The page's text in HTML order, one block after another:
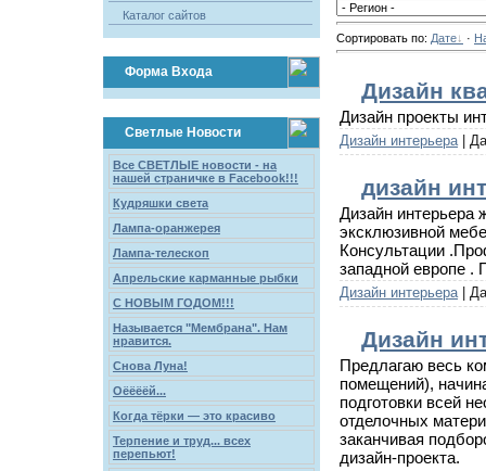
Каталог сайтов
Форма Входа
Светлые Новости
Все СВЕТЛЫЕ новости - на
нашей страничке в Facebook!!!
Кудряшки света
Лампа-оранжерея
Лампа-телескоп
Апрельские карманные рыбки
С НОВЫМ ГОДОМ!!!
Называется "Мембрана". Нам
нравится.
Снова Луна!
Оёёёёй...
Когда тёрки — это красиво
Терпение и труд... всех
перепьют!
Сортировать по: Дате ·
Дизайн
Дизайн проекты
Дизайн интерьера|
дизайн
Дизайн интерьера
эксклюзивной
Консультации
западной европе .
Дизайн интерьера|
Дизайн
Предлагаю весь
помещений),
подготовки всей
отделочных
заканчивая
дизайн-проекта.